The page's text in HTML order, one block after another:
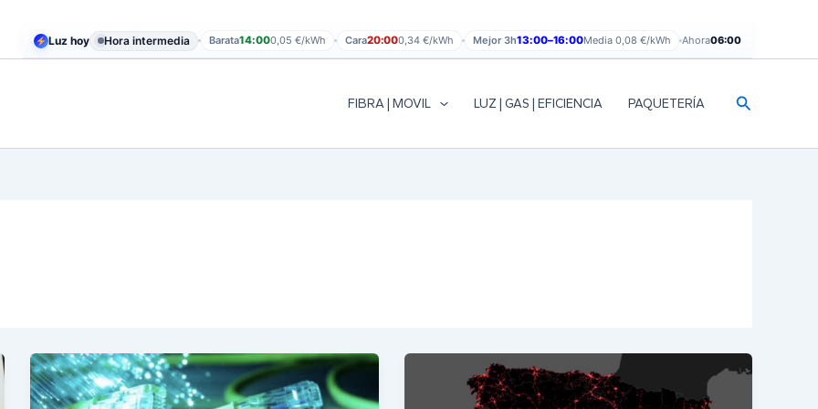
Luz hoy Hora intermedia Barata14:000,05 €/kWh Cara20:000,34 €/kWh Mejor 3h13:00–16:00Media 0,08 €/kWh Ahora06:00
FIBRA | MOVIL LUZ | GAS | EFICIENCIA PAQUETERÍA Buscar